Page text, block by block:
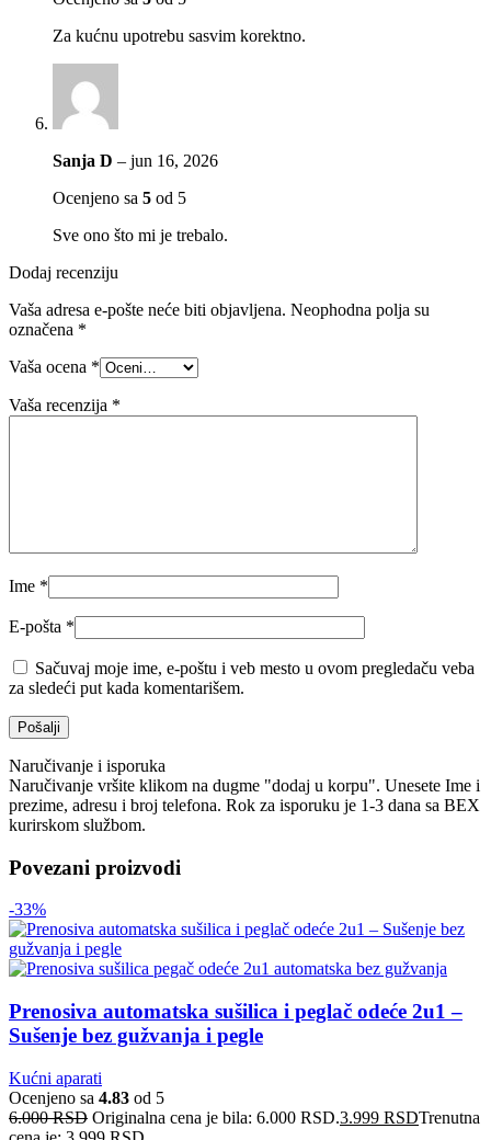
Za kućnu upotrebu sasvim korektno.
Sanja D – jun 16, 2026
Ocenjeno sa 5 od 5
Sve ono što mi je trebalo.
Dodaj recenziju
Vaša adresa e-pošte neće biti objavljena. Neophodna polja su
označena *
Vaša ocena *
Vaša recenzija *
Ime *
E-pošta *
Sačuvaj moje ime, e-poštu i veb mesto u ovom pregledaču veba
za sledeći put kada komentarišem.
Naručivanje i isporuka
Naručivanje vršite klikom na dugme "dodaj u korpu". Unesete Ime i
prezime, adresu i broj telefona. Rok za isporuku je 1-3 dana sa BEX
kurirskom službom.
Povezani proizvodi
-33%
Prenosiva automatska sušilica i peglač odeće 2u1 –
Sušenje bez gužvanja i pegle
Kućni aparati
Ocenjeno sa 4.83 od 5
6.000RSD Originalna cena je bila: 6.000 RSD.3.999 RSDTrenutna